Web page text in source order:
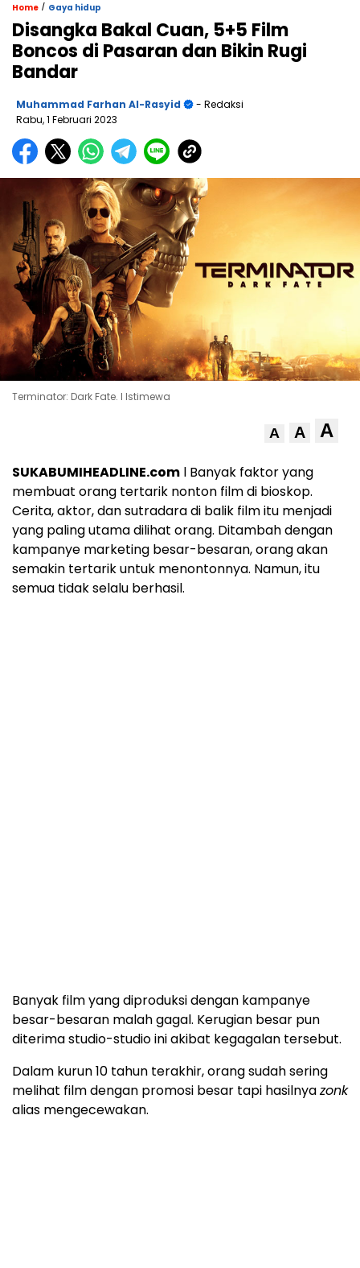
Home / Gaya hidup
Disangka Bakal Cuan, 5+5 Film
Boncos di Pasaran dan Bikin Rugi
Bandar
Muhammad Farhan Al-Rasyid
- Redaksi
Rabu, 1 Februari 2023
Terminator: Dark Fate. l Istimewa
A A A
SUKABUMIHEADLINE.com l Banyak faktor yang
membuat orang tertarik nonton film di bioskop.
Cerita, aktor, dan sutradara di balik film itu menjadi
yang paling utama dilihat orang. Ditambah dengan
kampanye marketing besar-besaran, orang akan
semakin tertarik untuk menontonnya. Namun, itu
semua tidak selalu berhasil.
Banyak film yang diproduksi dengan kampanye
besar-besaran malah gagal. Kerugian besar pun
diterima studio-studio ini akibat kegagalan tersebut.
Dalam kurun 10 tahun terakhir, orang sudah sering
melihat film dengan promosi besar tapi hasilnyazonk
alias mengecewakan.